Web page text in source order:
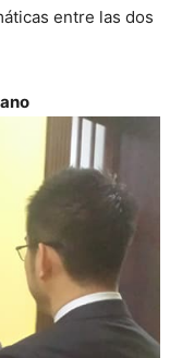
entre las dos